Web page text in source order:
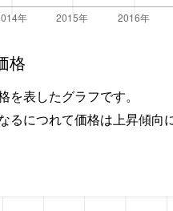
格
を表したグラフです。
るにつれて価格は上昇傾向